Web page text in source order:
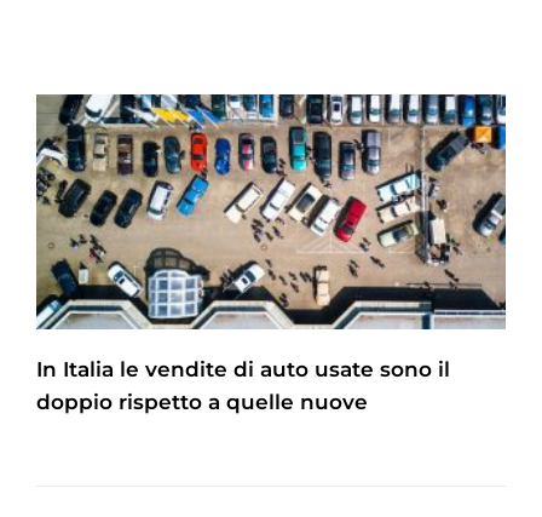
In Italia le vendite di auto usate sono il
doppio rispetto a quelle nuove